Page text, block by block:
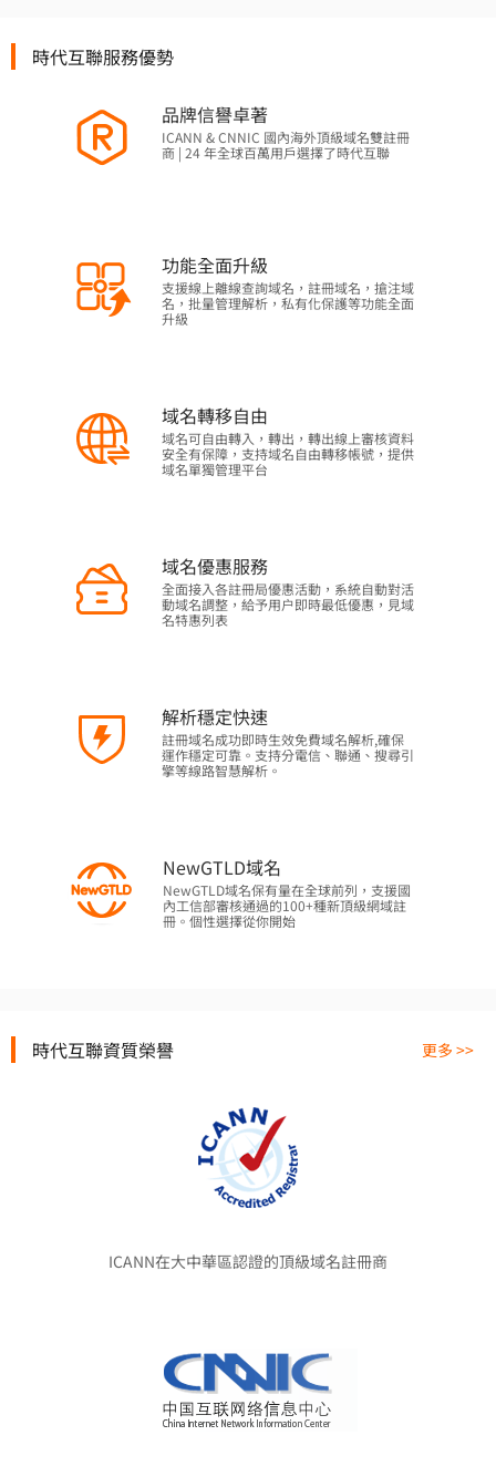
時代互聯服務優勢
品牌信譽卓著
ICANN & CNNIC 國內海外頂級域名雙註冊
商 | 24 年全球百萬用戶選擇了時代互聯
功能全面升級
支援線上離線查詢域名，註冊域名，搶注域
名，批量管理解析，私有化保護等功能全面
升級
域名轉移自由
域名可自由轉入，轉出，轉出線上審核資料
安全有保障，支持域名自由轉移帳號，提供
域名單獨管理平台
域名優惠服務
全面接入各註冊局優惠活動，系統自動對活
動域名調整，給予用户即時最低優惠，見域
名特惠列表
解析穩定快速
註冊域名成功即時生效免費域名解析,確保
運作穩定可靠。支持分電信、聯通、搜尋引
擎等線路智慧解析。
NewGTLD域名
NewGTLD域名保有量在全球前列，支援國
內工信部審核通過的100+種新頂級網域註
冊。個性選擇從你開始
時代互聯資質榮譽 更多 >>
ICANN在大中華區認證的頂級域名註冊商